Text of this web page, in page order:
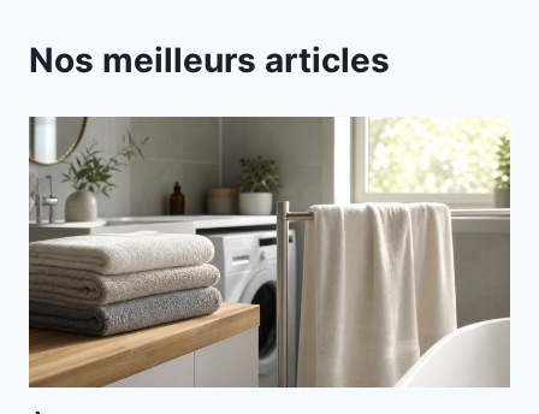
Nos meilleurs articles